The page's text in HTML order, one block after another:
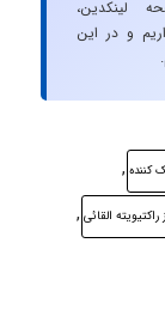
لینکدین،
و در این
کننده ,
القائی ,